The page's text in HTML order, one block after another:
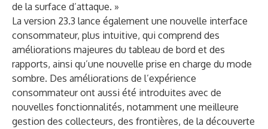
de la surface d’attaque. »
La version 23.3 lance également une nouvelle interface
consommateur, plus intuitive, qui comprend des
améliorations majeures du tableau de bord et des
rapports, ainsi qu’une nouvelle prise en charge du mode
sombre. Des améliorations de l’expérience
consommateur ont aussi été introduites avec de
nouvelles fonctionnalités, notamment une meilleure
gestion des collecteurs, des frontières, de la découverte